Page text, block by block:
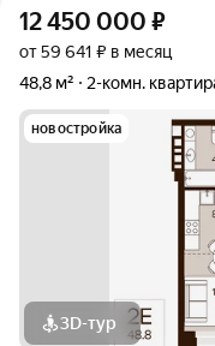
12 450 000 ₽
от 59 641 ₽ в месяц
48,8 м²
2-комн.
новостройка
3D-тур